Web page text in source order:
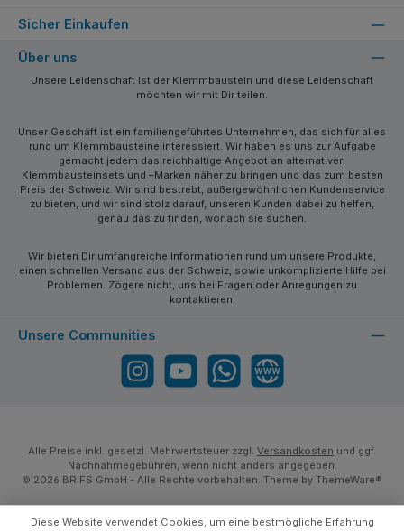
Sicher Einkaufen
Über uns
Unsere Leidenschaft ist der Klemmbaustein und diese Leidenschaft
möchten wir mit Dir teilen.
Unser Geschäft ist ein familiengeführtes Unternehmen, das sich für alles
rund um Klemmbausteine interessiert. Wir haben es uns zur Aufgabe
gemacht jedem das reichhaltige Angebot an alternativen
Klemmbausteinsets und –Marken näher zu bringen und das zum besten
Preis der Schweiz. Wir sind bestrebt, außergewöhnlichen Kundenservice
zu bieten, und wir sind stolz darauf, unseren Kunden dabei zu helfen,
genau das zu finden, wonach sie suchen.
Wir bieten Dir umfangreiche Informationen rund um unsere Produkte,
einen schnellen Versand aus der Schweiz, sowie unkomplizierte Hilfe bei
Problemen. Zögere nicht, uns bei Fragen oder Anregungen zu
kontaktieren.
Unsere Communities
Instagram YouTube WhatsApp Website
Alle Preise inkl. gesetzl. Mehrwertsteuer zzgl. Versandkosten und ggf.
Nachnahmegebühren, wenn nicht anders angegeben.
© 2026 BRIFS GmbH - Alle Rechte vorbehalten. Theme by ThemeWare®
Diese Website verwendet Cookies, um eine bestmögliche Erfahrung